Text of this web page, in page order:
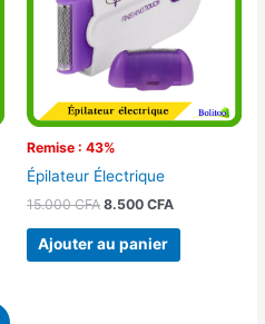
Remise : 43%
Épilateur Électrique
15.000CFA 8.500 CFA
Ajouter au panier